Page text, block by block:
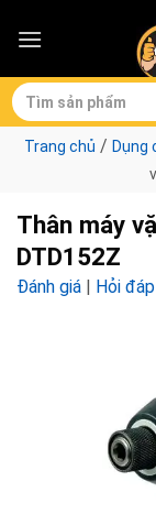
Tìm
kiếm:
Trang chủ / Dụng
Thân máy
DTD152Z
Đánh giá | Hỏi đáp